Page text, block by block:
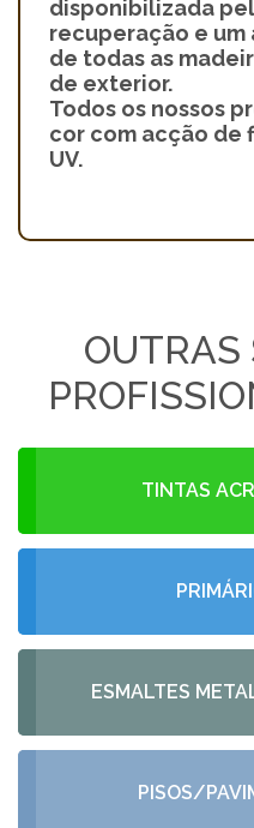
disponibilizada
recuperação e
de todas as
de exterior.
Todos os nossos
cor com acção
UV.
OUTRAS
TINTAS
ESMALTES
PISOS/